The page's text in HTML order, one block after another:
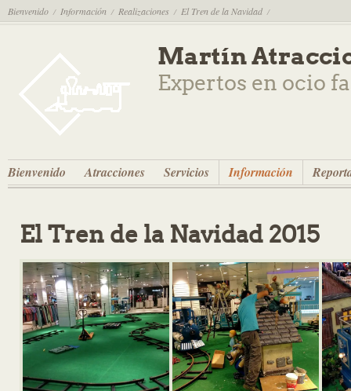
Bienvenido / Información / Realizaciones / El Tren de la Navidad /
Martín
Expertos en ocio
Bienvenido Atracciones Servicios Información
El Tren de la Navidad 2015